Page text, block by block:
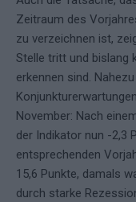
Zeitraum des
zu verzeichnen ist,
Stelle tritt und bislang
erkennen sind.
November: Nach
der Indikator nun -2,3
entsprechenden
15,6 Punkte, damals
durch starke